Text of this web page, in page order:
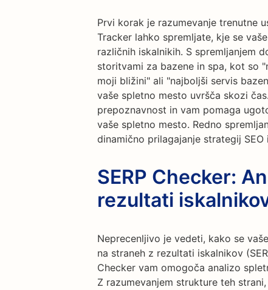
Prvi korak je razumevanje trenutne
Tracker lahko spremljate, kje se
različnih iskalnikih. S spremljanjem
storitvami za bazene in spa, kot so
moji bližini" ali "najboljši servis
vaše spletno mesto uvršča skozi
prepoznavnost in vam pomaga
vaše spletno mesto. Redno
dinamično prilagajanje strategij
SERP Checker:
rezultati
Neprecenljivo je vedeti, kako se
na straneh z rezultati iskalnikov
Checker vam omogoča analizo
Z razumevanjem strukture teh